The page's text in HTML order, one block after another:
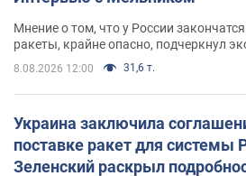
Мнение о том, что у России
ракеты, крайне опасно, подчеркнул
8.08.2026 12:00 31,6 т.
Украина заключила
поставке ракет для
Зеленский раскрыл